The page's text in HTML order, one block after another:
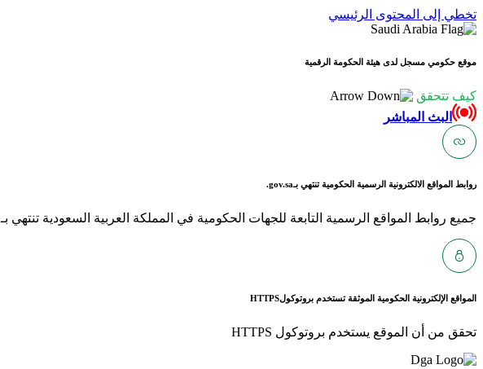
تخطي إلى المحتوى الرئيسي
موقع حكومي مسجل لدى هيئة الحكومة الرقمية
كيف تتحقق
البث المباشر
روابط المواقع الالكترونية الرسمية الحكومية تنتهي بـgov.sa.
جميع روابط المواقع الرسمية التابعة للجهات الحكومية في المملكة العربية السعودية تنتهي بـ gov.sa
المواقع الإلكترونية الحكومية الموثقة تستخدم بروتوكولHTTPS
تحقق من أن الموقع يستخدم بروتوكول HTTPS